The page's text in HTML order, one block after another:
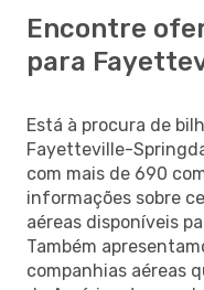
Encontre
para
Está à procura de
Fayetteville-
com mais de 690
informações sobre
aéreas disponíveis
Também
companhias aéreas